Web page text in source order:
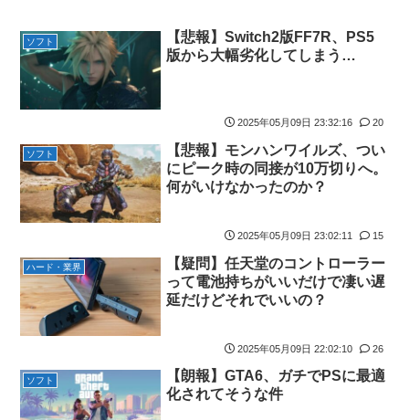
【艦これ】もちもちーの本気 他
【ウマ娘】水着シュヴァちいいね！
韓国人「超巨大台風13号ドルフィンが90度直角カーブで韓国に向
かう予想‥世界各国の最新スパコン気象予測モデルがはじき出し
た直近の台風進路図がこちらです‥」
車大手工場にも女性・高齢者…軽作業ラインやスポットワーク
海外「日本なんて行くんじゃなかった…」 日本を知ってしまった
ディズニー信者、帰国後『本家』に失望する事態に
キャデラックF1、致命的なブレーキ問題の原因が明らかになるも
【緊急】今の若者に急増している『コレ』依存、めちゃくちゃ深
刻な模様w w w w w w w w w w
アリスソフト「ランス10」ゲーム画面公開キター！ウルザちゃん
は今回も美しい…。前作で助けたシィルもいるぞ！
【デレマス】 凛「なにこれ、蒼穹のファフナー？」モバP「資料
だから見といてくれ」
シュート選手が結婚を発表、ネモ選手とウメハラ選手が婚姻届の
ネット衝撃「この質感の出し方」「実写かと思いました」
みいちゃん、セコカンになる
【画像】咲-saki-作者、ようやく『奇乳』に気付くｗｗｗｗ
【艦これ】そもそも深海ってなんか悪いことしたの
【艦これ】けーかいじん 他
【艦これ】E5ヌルイとかいう風説には騙されないぞ スキャンプ
くらいヌルイのなら考える
新台スマスロ『Lやじきた道中記参る』評判＆感想まとめ｜通常
時はポイント集めで修行、あっぱれチャンスの河童が強い、スイ
カ取りこぼし注意 etc…
【画像】影山優佳さん(25)、下着姿であたシコが止まらない
京大病院、手術ミスで50代女性患者を「植物状態」に 脳腫瘍摘
出手術で腫瘍の無い部位を摘出してしまう
【画像】前田敦子さん、脚が長すぎるｗｗｗｗｗｗｗ
【Pickup07091615】
【画像】元モデルのTBS新人アナさん、プリケツ
ソフト
【悲報】Switch2版FF7R、PS5
版から大幅劣化してしまう…
2025年05月09日 23:32:16 20
ソフト
【悲報】モンハンワイルズ、つい
にピーク時の同接が10万切りへ。
何がいけなかったのか？
2025年05月09日 23:02:11 15
ハード・業界
【疑問】任天堂のコントローラー
って電池持ちがいいだけで凄い遅
延だけどそれでいいの？
2025年05月09日 22:02:10 26
ソフト
【朗報】GTA6、ガチでPSに最適
化されてそうな件